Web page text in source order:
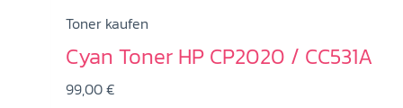
Toner kaufen
Cyan Toner HP CP2020 / CC531A
99,00€